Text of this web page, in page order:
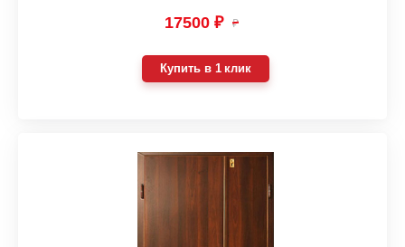
17500 ₽ ₽
Купить в 1 клик